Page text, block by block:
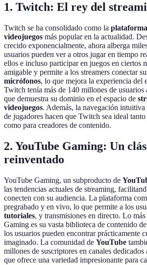
1. Twitch: El rey del
Twitch se ha consolidado como la
videojuegos más popular en la actualidad.
crecido exponencialmente, ahora alberga
usuarios pueden ver a otros jugar en tiempo
ellos e incluso participar en juegos en ciertos
amigable y permite a los streamers conectar
micrófonos, lo que mejora la experiencia del
Twitch tenía más de 140 millones de usuarios
que demuestra su dominio en el espacio de
videojuegos. Además, la navegación
de jugadores hacen que Twitch sea ideal tanto
como para creadores de contenido.
2. YouTube Gaming: Un
reinventado
YouTube Gaming, un subproducto de
las tendencias actuales de streaming,
conecten con su audiencia. La plataforma
pregrabado y en vivo, lo que permite a los
tutoriales, y transmisiones en directo. Lo
Gaming es su vasta biblioteca de contenido
los usuarios pueden encontrar prácticamente
imaginado. La comunidad de YouTube
millones de suscriptores en canales
que ofrece una variedad impresionante para